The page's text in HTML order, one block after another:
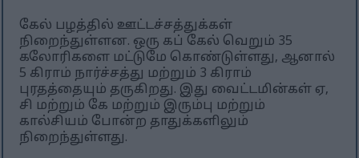
கேல் பழத்தில் ஊட்டச்சத்துக்கள்
நிறைந்துள்ளன. ஒரு கப் கேல் வெறும் 35
கலோரிகளை மட்டுமே கொண்டுள்ளது, ஆனால்
5 கிராம் நார்ச்சத்து மற்றும் 3 கிராம்
புரதத்தையும் தருகிறது. இது வைட்டமின்கள் ஏ,
சி மற்றும் கே மற்றும் இரும்பு மற்றும்
கால்சியம் போன்ற தாதுக்களிலும்
நிறைந்துள்ளது.